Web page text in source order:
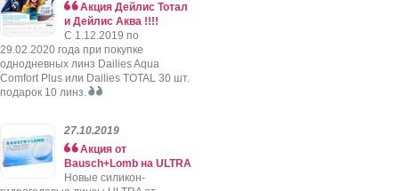
Акция Дейлис Тотал
и Дейлис Аква !!!!
C 1.12.2019 по
29.02.2020 года при покупке
однодневных линз Dailies Aqua
Comfort Plus или Dailies TOTAL 30 шт.
подарок 10 линз.
27.10.2019
Акция от
Bausch+Lomb на ULTRA
Новые силикон-